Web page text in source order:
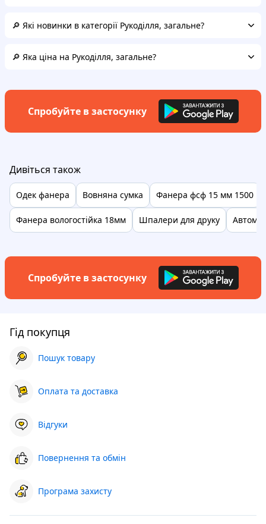
🔎 Які новинки в категорії Рукоділля, загальне?
🔎 Яка ціна на Рукоділля, загальне?
Спробуйте в застосунку
Дивіться також
Одек фанера Вовняна сумка Фанера фсф 15 мм 1500
Фанера вологостійка 18мм Шпалери для друку
Спробуйте в застосунку
Гід покупця
Пошук товару
Оплата та доставка
Відгуки
Повернення та обмін
Програма захисту